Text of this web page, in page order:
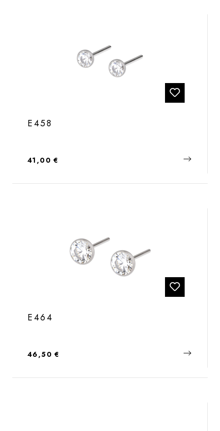
E458
Regulärer Preis:
41,00 €
E464
Regulärer Preis:
46,50 €